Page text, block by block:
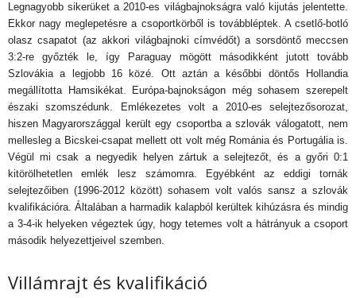
Legnagyobb sikerüket a 2010-es világbajnokságra való kijutás jelentette.
Ekkor nagy meglepetésre a csoportkörből is továbbléptek. A csetlő-botló
olasz csapatot (az akkori világbajnoki címvédőt) a sorsdöntő meccsen
3:2-re győzték le, így Paraguay mögött másodikként jutott tovább
Szlovákia a legjobb 16 közé. Ott aztán a későbbi döntős Hollandia
megállította Hamsikékat. Európa-bajnokságon még sohasem szerepelt
északi szomszédunk. Emlékezetes volt a 2010-es selejtezősorozat,
hiszen Magyarországgal került egy csoportba a szlovák válogatott, nem
mellesleg a Bicskei-csapat mellett ott volt még Románia és Portugália is.
Végül mi csak a negyedik helyen zártuk a selejtezőt, és a győri 0:1
kitörölhetetlen emlék lesz számomra. Egyébként az eddigi tornák
selejtezőiben (1996-2012 között) sohasem volt valós sansz a szlovák
kvalifikációra. Általában a harmadik kalapból kerültek kihúzásra és mindig
a 3-4-ik helyeken végeztek úgy, hogy tetemes volt a hátrányuk a csoport
második helyezettjeivel szemben.
Villámrajt és kvalifikáció